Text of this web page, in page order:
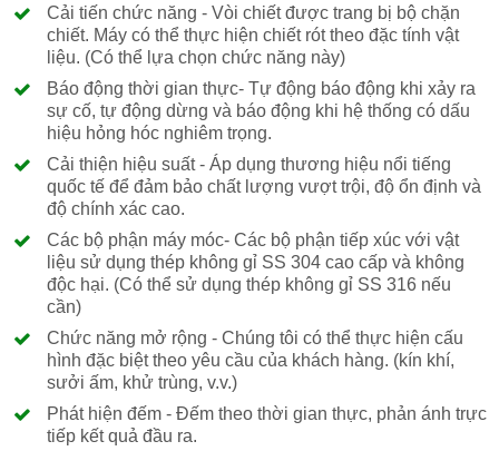
Cải tiến chức năng - Vòi chiết được trang bị bộ chặn
chiết. Máy có thể thực hiện chiết rót theo đặc tính vật
liệu. (Có thể lựa chọn chức năng này)
Báo động thời gian thực- Tự động báo động khi xảy ra
sự cố, tự động dừng và báo động khi hệ thống có dấu
hiệu hỏng hóc nghiêm trọng.
Cải thiện hiệu suất - Áp dụng thương hiệu nổi tiếng
quốc tế để đảm bảo chất lượng vượt trội, độ ổn định và
độ chính xác cao.
Các bộ phận máy móc- Các bộ phận tiếp xúc với vật
liệu sử dụng thép không gỉ SS 304 cao cấp và không
độc hại. (Có thể sử dụng thép không gỉ SS 316 nếu
cần)
Chức năng mở rộng - Chúng tôi có thể thực hiện cấu
hình đặc biệt theo yêu cầu của khách hàng. (kín khí,
sưởi ấm, khử trùng, v.v.)
Phát hiện đếm - Đếm theo thời gian thực, phản ánh trực
tiếp kết quả đầu ra.